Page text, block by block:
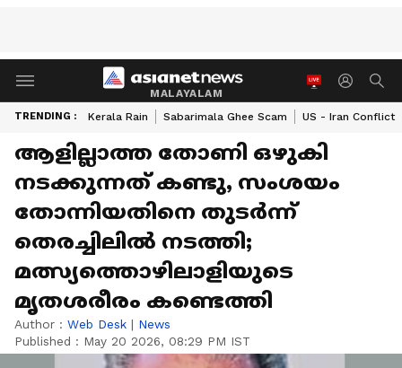
MALAYALAM
TRENDING : Kerala Rain Sabarimala Ghee Scam US - Iran Conflict
ആളില്ലാത്ത തോണി ഒഴുകി
നടക്കുന്നത് കണ്ടു, സംശയം
തോന്നിയതിനെ തുടര്‍ന്ന്
തെരച്ചിലില്‍ നടത്തി;
മത്സ്യത്തൊഴിലാളിയുടെ
മൃതശരീരം കണ്ടെത്തി
Author : Web Desk | News
Published : May 20 2026, 08:29 PM IST